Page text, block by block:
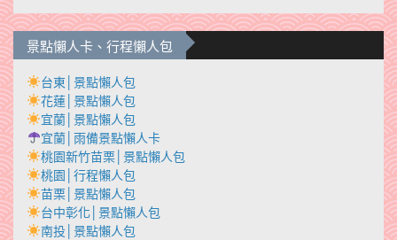
景點懶人卡、行程懶人包
台東│景點懶人包
花蓮│景點懶人包
宜蘭│景點懶人包
宜蘭│雨備景點懶人卡
桃園新竹苗栗│景點懶人包
桃園│行程懶人包
苗栗│景點懶人包
台中彰化│景點懶人包
南投│景點懶人包